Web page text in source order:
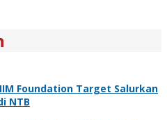
Foundation Target Salurkan
NTB